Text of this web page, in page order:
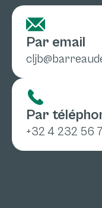
Par email
Par
+32 4 232 56